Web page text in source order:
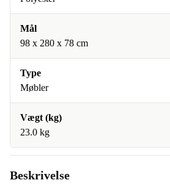
Mål
98 x 280 x 78 cm
Type
Møbler
Vægt (kg)
23.0 kg
Beskrivelse